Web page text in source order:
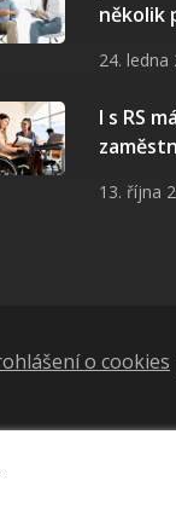
několik
24. ledna
I s RS
13. října
o cookies